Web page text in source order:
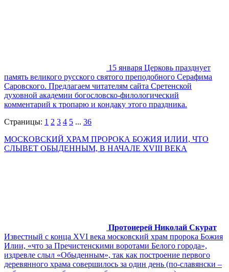
15 января Церковь празднует
память великого русского святого преподобного Серафима
Саровского. Предлагаем читателям сайта Сретенской
духовной академии богословско-филологический
комментарий к тропарю и кондаку этого праздника.
Страницы: 1 2 3 4 5 ... 36
МОСКОВСКИЙ ХРАМ ПРОРОКА БОЖИЯ ИЛИИ, ЧТО
СЛЫВЕТ ОБЫДЕННЫМ, В НАЧАЛЕ XVIII ВЕКА
Протоиерей Николай Скурат
Известный с конца XVI века московский храм пророка Божия
Илии, «что за Пречистенскими воротами Белого города»,
издревле слыл «Обыденным», так как построение первого
деревянного храма совершилось за один день (по-славянски –